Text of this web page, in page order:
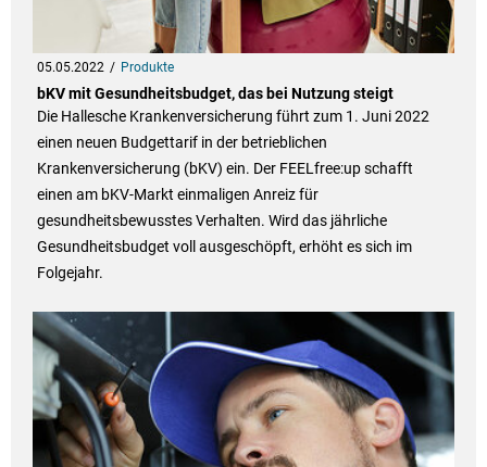
05.05.2022 Produkte
bKV mit Gesundheitsbudget, das bei Nutzung steigt
Die Hallesche Krankenversicherung führt zum 1. Juni 2022
einen neuen Budgettarif in der betrieblichen
Krankenversicherung (bKV) ein. Der FEELfree:up schafft
einen am bKV-Markt einmaligen Anreiz für
gesundheitsbewusstes Verhalten. Wird das jährliche
Gesundheitsbudget voll ausgeschöpft, erhöht es sich im
Folgejahr.